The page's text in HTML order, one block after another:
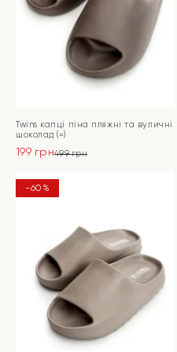
Twins капці піна пляжні та вуличні
шоколад (=)
499грн
ціна:
499 грн.
199 грн
ціна:
199 грн.
-60%